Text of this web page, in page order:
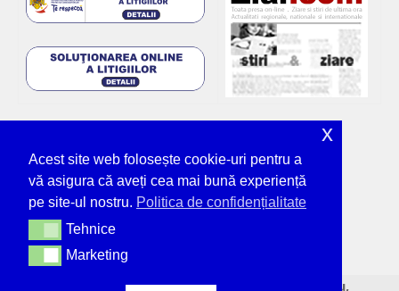
© Deșteptarea - unicul ziar tipărit din Bacău,
Acest site web folosește cookie-uri pentru a
vă asigura că aveți cea mai bună experiență
pe site-ul nostru. Politica de confidențialitate
TehniceTehnice
MarketingMarketing
x